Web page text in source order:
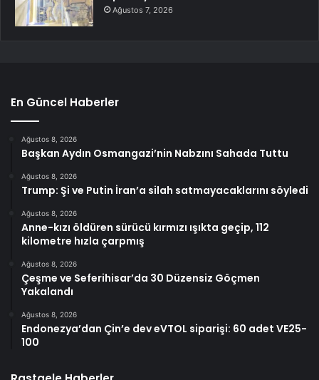
Ağustos 7, 2026
En Güncel Haberler
Ağustos 8, 2026
Başkan Aydın Osmangazi’nin Nabzını Sahada Tuttu
Ağustos 8, 2026
Trump: Şi ve Putin İran’a silah satmayacaklarını söyledi
Ağustos 8, 2026
Anne-kızı öldüren sürücü kırmızı ışıkta geçip, 112
kilometre hızla çarpmış
Ağustos 8, 2026
Çeşme ve Seferihisar’da 30 Düzensiz Göçmen
Yakalandı
Ağustos 8, 2026
Endonezya’dan Çin’e dev eVTOL siparişi: 60 adet VE25-
100